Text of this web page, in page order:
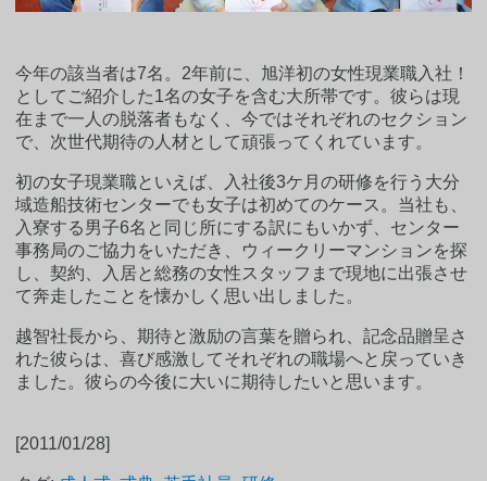
今年の該当者は7名。2年前に、旭洋初の女性現業職入社！
としてご紹介した1名の女子を含む大所帯です。彼らは現
在まで一人の脱落者もなく、今ではそれぞれのセクション
で、次世代期待の人材として頑張ってくれています。
初の女子現業職といえば、入社後3ケ月の研修を行う大分
域造船技術センターでも女子は初めてのケース。当社も、
入寮する男子6名と同じ所にする訳にもいかず、センター
事務局のご協力をいただき、ウィークリーマンションを探
し、契約、入居と総務の女性スタッフまで現地に出張させ
て奔走したことを懐かしく思い出しました。
越智社長から、期待と激励の言葉を贈られ、記念品贈呈さ
れた彼らは、喜び感激してそれぞれの職場へと戻っていき
ました。彼らの今後に大いに期待したいと思います。
[2011/01/28]